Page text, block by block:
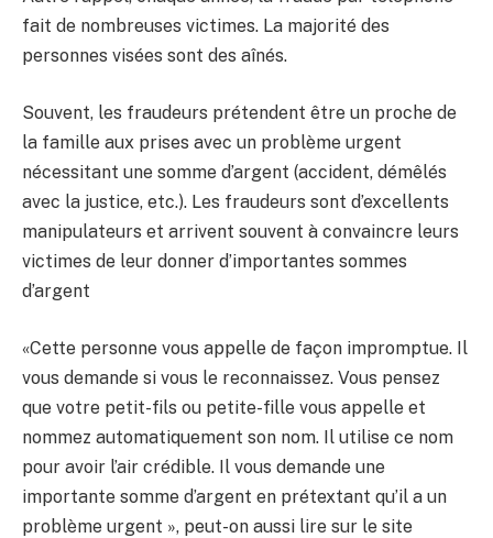
fait de nombreuses victimes. La majorité des
personnes visées sont des aînés.
Souvent, les fraudeurs prétendent être un proche de
la famille aux prises avec un problème urgent
nécessitant une somme d’argent (accident, démêlés
avec la justice, etc.). Les fraudeurs sont d’excellents
manipulateurs et arrivent souvent à convaincre leurs
victimes de leur donner d’importantes sommes
d’argent
«Cette personne vous appelle de façon impromptue. Il
vous demande si vous le reconnaissez. Vous pensez
que votre petit-fils ou petite-fille vous appelle et
nommez automatiquement son nom. Il utilise ce nom
pour avoir l’air crédible. Il vous demande une
importante somme d’argent en prétextant qu’il a un
problème urgent », peut-on aussi lire sur le site